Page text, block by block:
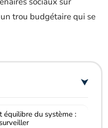
trou budgétaire qui se
équilibre du système :